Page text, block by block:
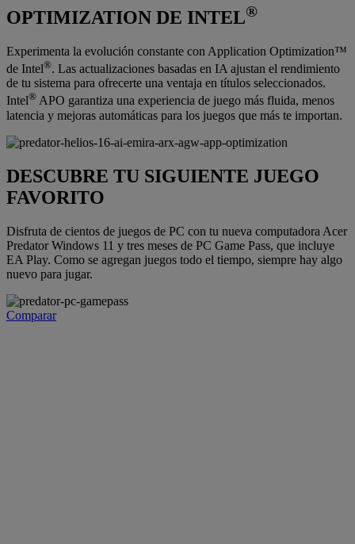
OPTIMIZATION DE INTEL®
Experimenta la evolución constante con Application Optimization™
de Intel®. Las actualizaciones basadas en IA ajustan el rendimiento
de tu sistema para ofrecerte una ventaja en títulos seleccionados.
Intel® APO garantiza una experiencia de juego más fluida, menos
latencia y mejoras automáticas para los juegos que más te importan.
DESCUBRE TU SIGUIENTE JUEGO
FAVORITO
Disfruta de cientos de juegos de PC con tu nueva computadora Acer
Predator Windows 11 y tres meses de PC Game Pass, que incluye
EA Play. Como se agregan juegos todo el tiempo, siempre hay algo
nuevo para jugar.
Comparar